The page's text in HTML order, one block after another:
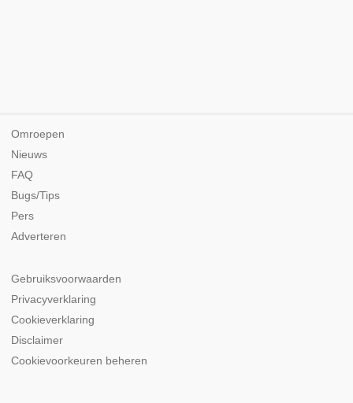
Omroepen
Nieuws
FAQ
Bugs/Tips
Pers
Adverteren
Gebruiksvoorwaarden
Privacyverklaring
Cookieverklaring
Disclaimer
Cookievoorkeuren beheren